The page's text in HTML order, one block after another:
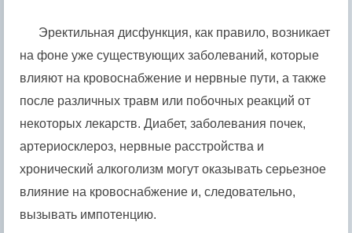
Эректильная дисфункция, как правило, возникает
на фоне уже существующих заболеваний, которые
влияют на кровоснабжение и нервные пути, а также
после различных травм или побочных реакций от
некоторых лекарств. Диабет, заболевания почек,
артериосклероз, нервные расстройства и
хронический алкоголизм могут оказывать серьезное
влияние на кровоснабжение и, следовательно,
вызывать импотенцию.